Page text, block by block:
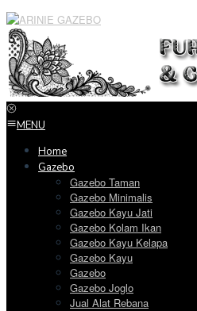
Loncat
ke
konten
MENU
Home
Gazebo
Gazebo Taman
Gazebo Minimalis
Gazebo Kayu Jati
Gazebo Kolam Ikan
Gazebo Kayu Kelapa
Gazebo Kayu
Gazebo
Gazebo Joglo
Jual Alat Rebana